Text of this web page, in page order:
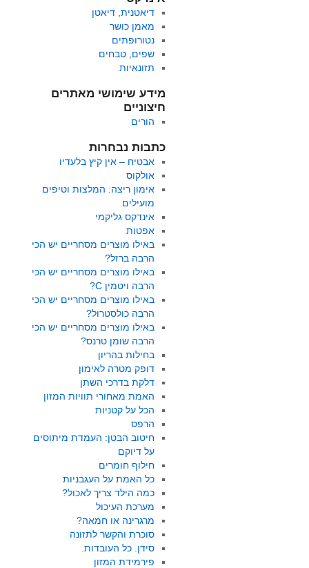
דיאטנית, דיאטן
מאמן כושר
נטורופתים
שפים, טבחים
תזונאיות
מידע שימושי מאתרים
חיצוניים
הורים
כתבות נבחרות
אבטיח – אין קיץ בלעדיו
אולקוס
אימון ריצה: המלצות וטיפים
מועילים
אינדקס גליקמי
אפטות
באילו מוצרים מסחריים יש הכי
הרבה ברזל?
באילו מוצרים מסחריים יש הכי
הרבה ויטמין C?
באילו מוצרים מסחריים יש הכי
הרבה כולסטרול?
באילו מוצרים מסחריים יש הכי
הרבה שומן טרנס?
בחילות בהריון
דופק מטרה לאימון
דלקת בדרכי השתן
האמת מאחורי תוויות המזון
הכל על קטניות
הרפס
חיטוב הבטן: העמדת מיתוסים
על דיוקם
חילוף חומרים
כל האמת על העגבניות
כמה הילד צריך לאכול?
מערכת העיכול
מרגרינה או חמאה?
סוכרת והקשר לתזונה
סידן. כל העובדות.
פירמידת המזון